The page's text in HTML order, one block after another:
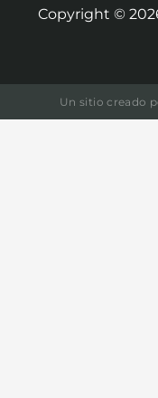
Copyright ©
Un sitio creado